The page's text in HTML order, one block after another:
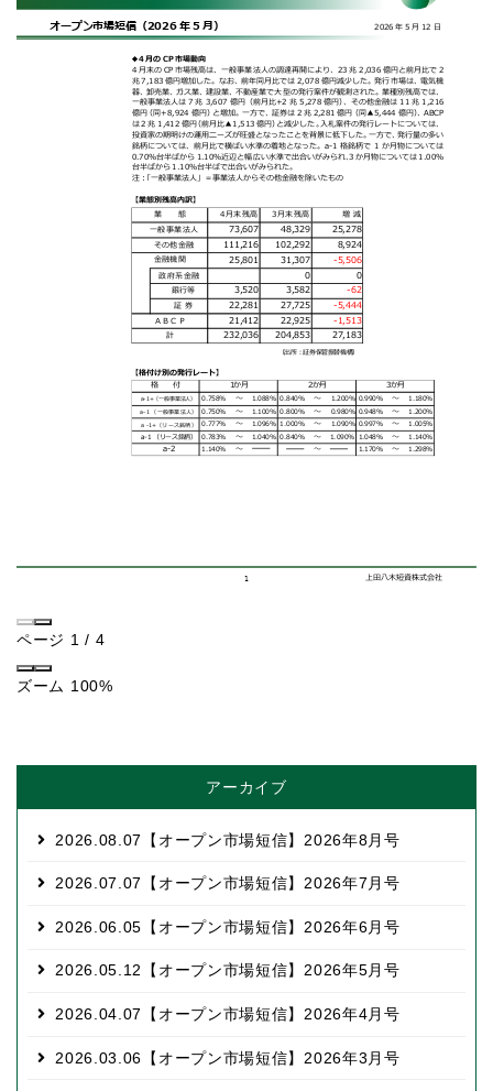
ページ 1 / 4
ズーム 100%
アーカイブ
2026.08.07 【オープン市場短信】2026年8月号
2026.07.07 【オープン市場短信】2026年7月号
2026.06.05 【オープン市場短信】2026年6月号
2026.05.12 【オープン市場短信】2026年5月号
2026.04.07 【オープン市場短信】2026年4月号
2026.03.06 【オープン市場短信】2026年3月号